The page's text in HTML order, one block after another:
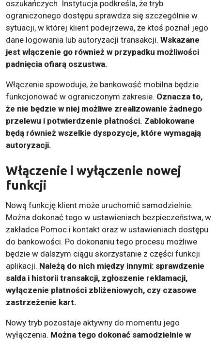
oszukańczych. Instytucja podkreśla, że tryb
ograniczonego dostępu sprawdza się szczególnie w
sytuacji, w której klient podejrzewa, że ktoś poznał jego
dane logowania lub autoryzacji transakcji. Wskazane
jest włączenie go również w przypadku możliwości
padnięcia ofiarą oszustwa.
Włączenie spowoduje, że bankowość mobilna będzie
funkcjonować w ograniczonym zakresie. Oznacza to,
że nie będzie w niej możliwe zrealizowanie żadnego
przelewu i potwierdzenie płatności. Zablokowane
będą również wszelkie dyspozycje, które wymagają
autoryzacji.
Włączenie i wyłączenie nowej
funkcji
Nową funkcję klient może uruchomić samodzielnie.
Można dokonać tego w ustawieniach bezpieczeństwa, w
zakładce Pomoc i kontakt oraz w ustawieniach dostępu
do bankowości. Po dokonaniu tego procesu możliwe
będzie w dalszym ciągu skorzystanie z części funkcji
aplikacji. Należą do nich między innymi: sprawdzenie
salda i historii transakcji, zgłoszenie reklamacji,
wyłączenie płatności zbliżeniowych, czy czasowe
zastrzeżenie kart.
Nowy tryb pozostaje aktywny do momentu jego
wyłączenia. Można tego dokonać samodzielnie w